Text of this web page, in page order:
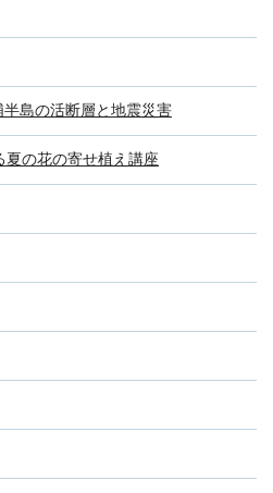
島の活断層と地震災害
の花の寄せ植え講座